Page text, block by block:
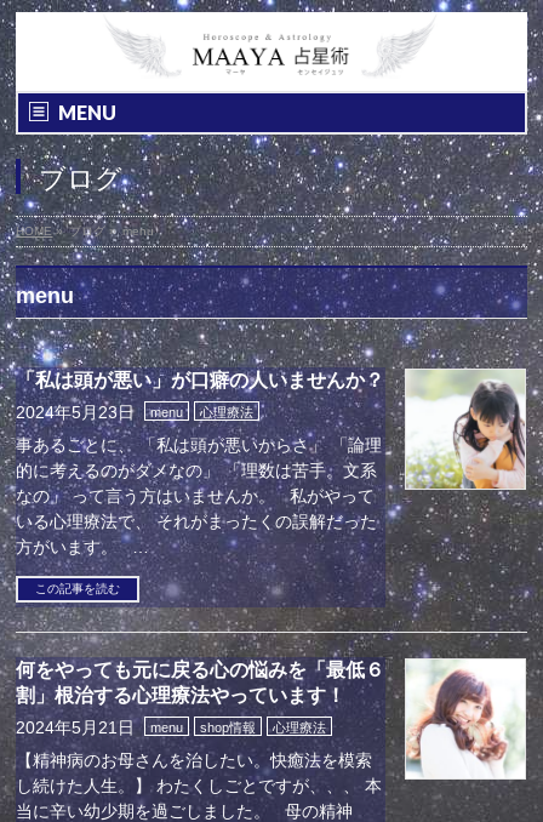
MENU
ブログ
HOME» ブログ » menu
menu
「私は頭が悪い」が口癖の人いませんか？
2024年5月23日 menu 心理療法
事あるごとに、 「私は頭が悪いからさ」 「論理
的に考えるのがダメなの」 「理数は苦手。文系
なの」 って言う方はいませんか。 私がやって
いる心理療法で、 それがまったくの誤解だった
方がいます。 …
この記事を読む
何をやっても元に戻る心の悩みを「最低６
割」根治する心理療法やっています！
2024年5月21日 menu shop情報 心理療法
【精神病のお母さんを治したい。快癒法を模索
し続けた人生。】 わたくしごとですが、、、 本
当に辛い幼少期を過ごしました。 母の精神